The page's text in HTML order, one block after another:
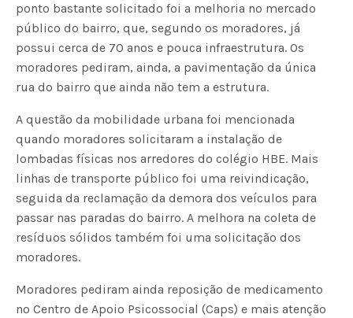
ponto bastante solicitado foi a melhoria no mercado
público do bairro, que, segundo os moradores, já
possui cerca de 70 anos e pouca infraestrutura. Os
moradores pediram, ainda, a pavimentação da única
rua do bairro que ainda não tem a estrutura.
A questão da mobilidade urbana foi mencionada
quando moradores solicitaram a instalação de
lombadas físicas nos arredores do colégio HBE. Mais
linhas de transporte público foi uma reivindicação,
seguida da reclamação da demora dos veículos para
passar nas paradas do bairro. A melhora na coleta de
resíduos sólidos também foi uma solicitação dos
moradores.
Moradores pediram ainda reposição de medicamento
no Centro de Apoio Psicossocial (Caps) e mais atenção